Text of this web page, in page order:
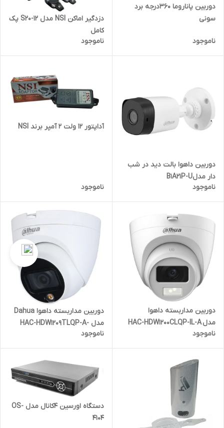
دوربین پاناروما 360درجه برد
سونی
ناموجود
دزدگیر اماکن NSI مدل S20-12 پک
کامل
ناموجود
دوربین داهوا بالت دید در شب
دار مدلB1A21P-U
ناموجود
آداپتور 12 ولت 2 آمپر برند NSI
ناموجود
دوربین‌ مداربسته داهوا
مدل HAC-HDW1200CLQP-IL-A
ناموجود
دوربین مداربسته داهوا Dahua
مدل HAC-HDW1209TLQP-A-
LED
ناموجود
دستگاه اورسین 4کانال مدل OS-
4104